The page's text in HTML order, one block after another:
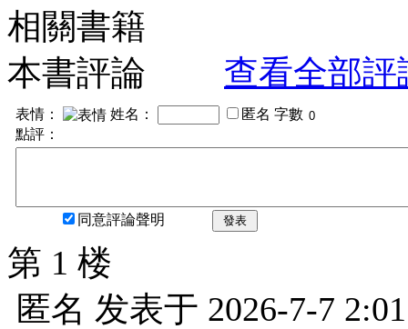
相關書籍
本書評論
查看全部評
表情： 姓名： 匿名 字數
點評：
同意評論聲明 發表
第 1 楼
匿名 发表于 2026-7-7